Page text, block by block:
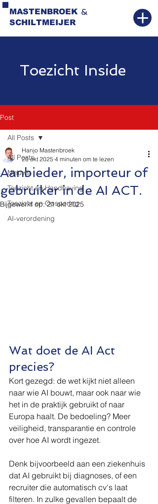
MASTENBROEK
SCHILTMEIJER
&
Toezicht Inside
Post
All Posts
Nieuws
Toezicht en Handhaving
Toezicht en Opsporing
AI-verordening
All Posts
Aanbieder, importeur of
gebruiker in de AI ACT.
Hanjo Mastenbroek
20 okt 2025 4 minuten om te lezen
Bijgewerkt op:21 okt 2025
Wat doet de AI Act
precies?
Kort gezegd: de wet kijkt niet alleen
naar wie AI bouwt, maar ook naar wie
het in de praktijk gebruikt of naar
Europa haalt. De bedoeling? Meer
veiligheid, transparantie en controle
over hoe AI wordt ingezet.
Denk bijvoorbeeld aan een ziekenhuis
dat AI gebruikt bij diagnoses, of een
recruiter die automatisch cv's laat
filteren. In zulke gevallen bepaalt de